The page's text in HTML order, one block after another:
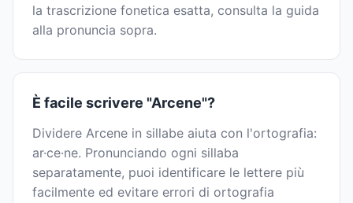
la trascrizione fonetica esatta, consulta la guida
alla pronuncia sopra.
È facile scrivere "Arcene"?
Dividere Arcene in sillabe aiuta con l'ortografia:
ar·ce·ne. Pronunciando ogni sillaba
separatamente, puoi identificare le lettere più
facilmente ed evitare errori di ortografia